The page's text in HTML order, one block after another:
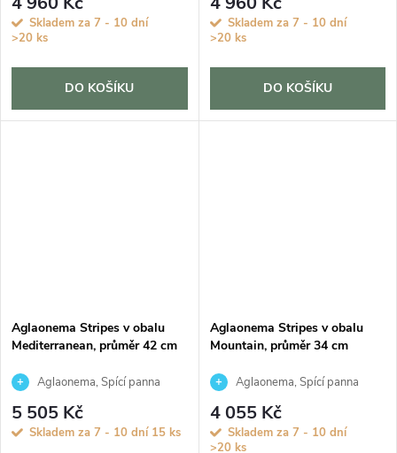
Skladem za 7 - 10 dní
>20 ks
DO KOŠÍKU
Skladem za 7 - 10 dní
>20 ks
DO KOŠÍKU
Aglaonema Stripes v obalu
Mediterranean, průměr 42 cm
Aglaonema, Spící panna
5 505 Kč
Skladem za 7 - 10 dní 15 ks
Aglaonema Stripes v obalu
Mountain, průměr 34 cm
Aglaonema, Spící panna
4 055 Kč
Skladem za 7 - 10 dní
>20 ks